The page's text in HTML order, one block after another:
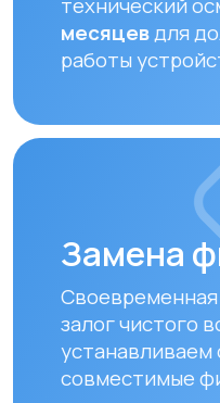
Оплата и
Оплата
Доставка
полной предоплаты
Мы предлагаем
и быструю доставку
в Алматы и по всему